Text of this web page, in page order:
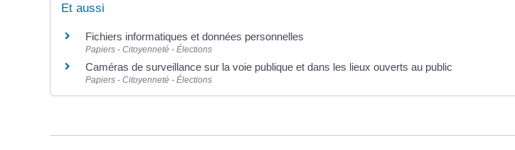
Et aussi
Fichiers informatiques et données personnelles
Papiers - Citoyenneté - Élections
Caméras de surveillance sur la voie publique et dans les lieux ouverts au public
Papiers - Citoyenneté - Élections